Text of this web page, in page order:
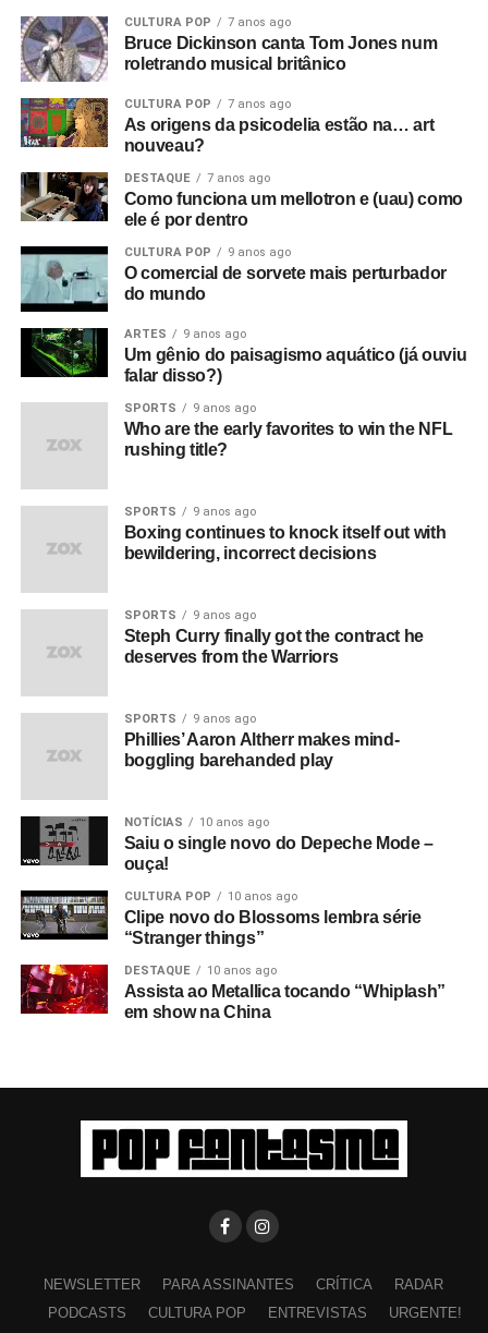
CULTURA POP 7 anos ago
Bruce Dickinson canta Tom Jones num
roletrando musical britânico
CULTURA POP 7 anos ago
As origens da psicodelia estão na… art
nouveau?
DESTAQUE 7 anos ago
Como funciona um mellotron e (uau) como
ele é por dentro
CULTURA POP 9 anos ago
O comercial de sorvete mais perturbador
do mundo
ARTES 9 anos ago
Um gênio do paisagismo aquático (já ouviu
falar disso?)
SPORTS 9 anos ago
Who are the early favorites to win the NFL
rushing title?
SPORTS 9 anos ago
Boxing continues to knock itself out with
bewildering, incorrect decisions
SPORTS 9 anos ago
Steph Curry finally got the contract he
deserves from the Warriors
SPORTS 9 anos ago
Phillies’ Aaron Altherr makes mind-
boggling barehanded play
NOTÍCIAS 10 anos ago
Saiu o single novo do Depeche Mode –
ouça!
CULTURA POP 10 anos ago
Clipe novo do Blossoms lembra série
“Stranger things”
DESTAQUE 10 anos ago
Assista ao Metallica tocando “Whiplash”
em show na China
NEWSLETTER PARA ASSINANTES CRÍTICA
RADAR
PODCASTS
CULTURA POP ENTREVISTAS
URGENTE!